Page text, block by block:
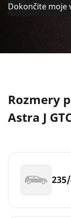
Dokončite moje
Rozmery
Astra J